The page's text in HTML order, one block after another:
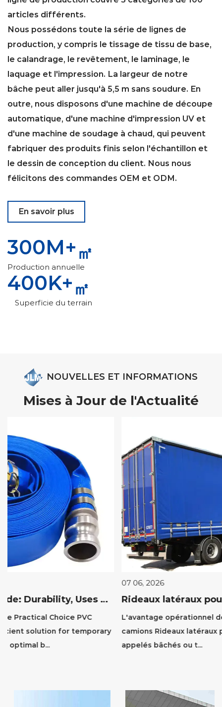
articles différents.
Nous possédons toute la série de lignes de
production, y compris le tissage de tissu de base,
le calandrage, le revêtement, le laminage, le
laquage et l'impression. La largeur de notre
bâche peut aller jusqu'à 5,5 m sans soudure. En
outre, nous disposons d'une machine de découpe
automatique, d'une machine d'impression UV et
d'une machine de soudage à chaud, qui peuvent
fabriquer des produits finis selon l'échantillon et
le dessin de conception du client. Nous nous
félicitons des commandes OEM et ODM.
En savoir plus
300M+ ㎡
Production annuelle
400K+ ㎡
Superficie du terrain
NOUVELLES ET INFORMATIONS
Mises à Jour de l'Actualité
Rideaux latéraux pour camion : avantages, types et guide d'installation
L'avantage opérationnel des rideaux latéraux pour
camions Rideaux latéraux pour camions , également
appelés bâchés ou t...